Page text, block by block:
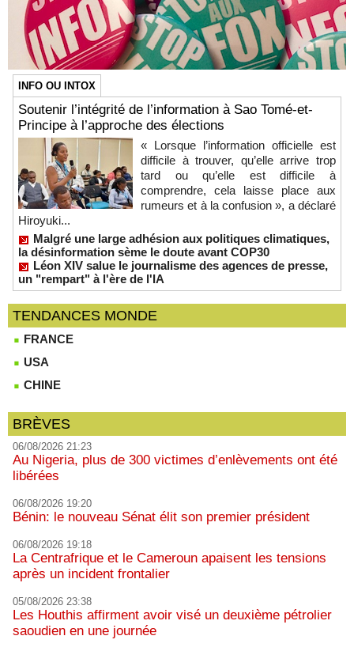
INFO OU INTOX
Soutenir l’intégrité de l’information à Sao Tomé-et-
Principe à l’approche des élections
« Lorsque l’information officielle est
difficile à trouver, qu’elle arrive trop
tard ou qu’elle est difficile à
comprendre, cela laisse place aux
rumeurs et à la confusion », a déclaré
Hiroyuki...
Malgré une large adhésion aux politiques climatiques,
la désinformation sème le doute avant COP30
Léon XIV salue le journalisme des agences de presse,
un "rempart" à l'ère de l'IA
TENDANCES MONDE
FRANCE
USA
CHINE
BRÈVES
06/08/2026 21:23
Au Nigeria, plus de 300 victimes d’enlèvements ont été
libérées
06/08/2026 19:20
Bénin: le nouveau Sénat élit son premier président
06/08/2026 19:18
La Centrafrique et le Cameroun apaisent les tensions
après un incident frontalier
05/08/2026 23:38
Les Houthis affirment avoir visé un deuxième pétrolier
saoudien en une journée